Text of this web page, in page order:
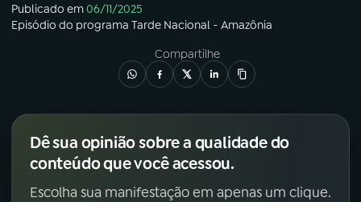
Publicado em06/11/2025
Episódio do programa Tarde Nacional - Amazônia
Compartilhe
Dê sua opinião sobre a qualidade do
conteúdo que você acessou.
Escolha sua manifestação em apenas um clique.